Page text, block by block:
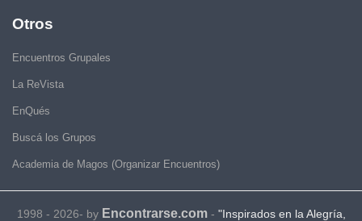
Otros
Encuentros Grupales
La ReVista
EnQués
Buscá los Grupos
Academia de Magos (Organizar Encuentros)
1998 - 2026- by Encontrarse.com- "Inspirados en la Alegría,